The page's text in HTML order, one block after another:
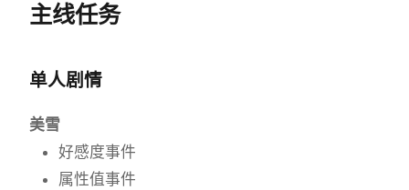
主线任务
单人剧情
美雪
好感度事件
属性值事件